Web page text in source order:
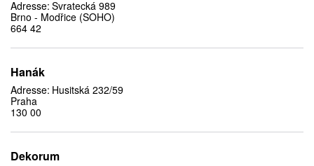
Adresse: Svratecká 989
Brno - Modřice (SOHO)
664 42
Hanák
Adresse: Husitská 232/59
Praha
130 00
Dekorum